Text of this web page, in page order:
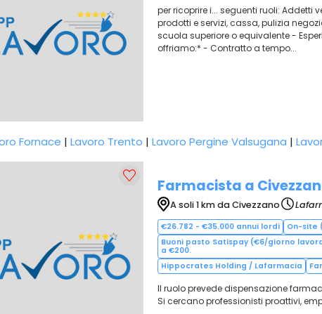
per ricoprire i... seguenti ruoli: Addetti
prodotti e servizi, cassa, pulizia
scuola superiore o equivalente -
offriamo:* - Contratto a tempo...
Fornace | Lavoro Trento | Lavoro Pergine Valsugana |
Farmacista a
A soli 1 km da Civezzano
€26.782 - €35.000 annui lordi
On-site
Buoni pasto Satispay (€6/giorno
a €200.
Hippocrates Holding / Lafarmacia
Il ruolo prevede dispensazione
Si cercano professionisti proattivi,